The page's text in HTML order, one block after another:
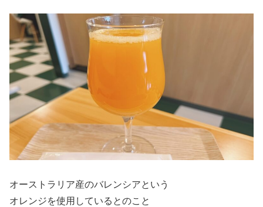
オーストラリア産のバレンシアという
オレンジを使用しているとのこと